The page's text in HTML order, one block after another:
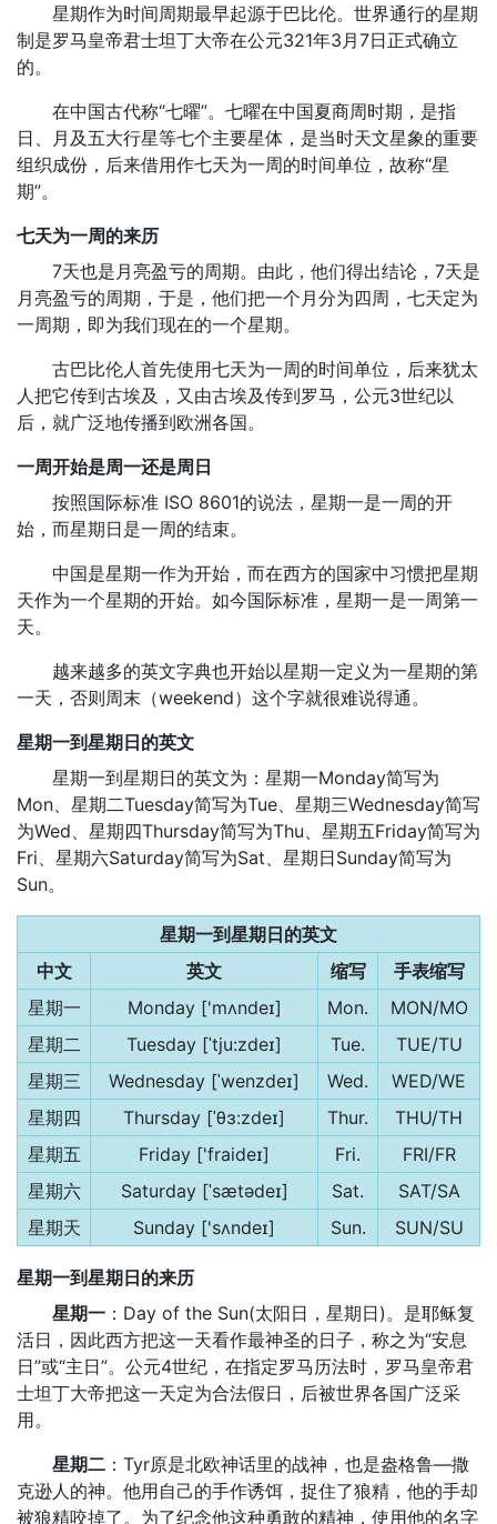
星期作为时间周期最早起源于巴比伦。世界通行的星期
制是罗马皇帝君士坦丁大帝在公元321年3月7日正式确立
的。
在中国古代称“七曜”。七曜在中国夏商周时期，是指
日、月及五大行星等七个主要星体，是当时天文星象的重要
组织成份，后来借用作七天为一周的时间单位，故称“星
期”。
七天为一周的来历
7天也是月亮盈亏的周期。由此，他们得出结论，7天是
月亮盈亏的周期，于是，他们把一个月分为四周，七天定为
一周期，即为我们现在的一个星期。
古巴比伦人首先使用七天为一周的时间单位，后来犹太
人把它传到古埃及，又由古埃及传到罗马，公元3世纪以
后，就广泛地传播到欧洲各国。
一周开始是周一还是周日
按照国际标准 ISO 8601的说法，星期一是一周的开
始，而星期日是一周的结束。
中国是星期一作为开始，而在西方的国家中习惯把星期
天作为一个星期的开始。如今国际标准，星期一是一周第一
天。
越来越多的英文字典也开始以星期一定义为一星期的第
一天，否则周末（weekend）这个字就很难说得通。
星期一到星期日的英文
星期一到星期日的英文为：星期一Monday简写为
Mon、星期二Tuesday简写为Tue、星期三Wednesday简写
为Wed、星期四Thursday简写为Thu、星期五Friday简写为
Fri、星期六Saturday简写为Sat、星期日Sunday简写为
Sun。
星期一到星期日的英文
中文
英文 缩写
手表缩写
星期一
Monday ['mʌndeɪ] Mon.
MON/MO
星期二
Tuesday [ˈtju:zdeɪ] Tue.
TUE/TU
星期三
Wednesday [ˈwenzdeɪ] Wed.
WED/WE
星期四
Thursday [ˈθɜ:zdeɪ] Thur.
THU/TH
星期五
Friday ['fraideɪ] Fri.
FRI/FR
星期六
Saturday [ˈsætədeɪ] Sat.
SAT/SA
星期天
Sunday ['sʌndeɪ] Sun. SUN/SU
星期一到星期日的来历
星期一 ：Day of the Sun(太阳日，星期日)。是耶稣复
活日，因此西方把这一天看作最神圣的日子，称之为“安息
日”或“主日”。公元4世纪，在指定罗马历法时，罗马皇帝君
士坦丁大帝把这一天定为合法假日，后被世界各国广泛采
用。
星期二 ：Tyr原是北欧神话里的战神，也是盎格鲁—撒
克逊人的神。他用自己的手作诱饵，捉住了狼精，他的手却
被狼精咬掉了。为了纪念他这种勇敢的精神，使用他的名字